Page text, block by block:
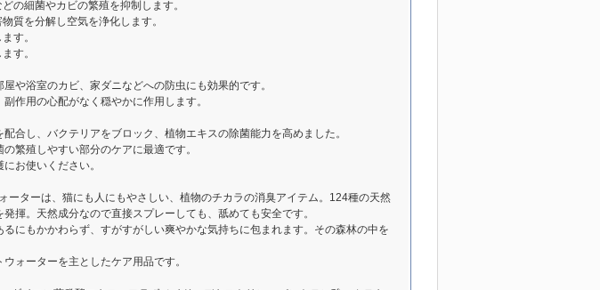
の細菌やカビの繁殖を抑制します。
質を分解し空気を浄化します。
す。
す。
や浴室のカビ、家ダニなどへの防虫にも効果的です。
作用の心配がなく穏やかに作用します。
合し、バクテリアをブロック、植物エキスの除菌能力を高めました。
繁殖しやすい部分のケアに最適です。
お使いください。
ーターは、猫にも人にもやさしい、植物のチカラの消臭アイテム。124種の天然
揮。天然成分なので直接スプレーしても、舐めても安全です。
にもかかわらず、すがすがしい爽やかな気持ちに包まれます。その森林の中を
ォーターを主としたケア用品です。